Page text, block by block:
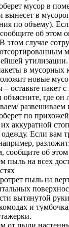
мусор в
вынесет в
по объему).
об этом
этом случае
утилизации.
в мусорных
новые
– оставьте пакет
объясните, где он
развешиваем
по
аккуратной
Если вам
сообщите об этом
пыль на всех
пыль на
вытянутой
и
от пыли